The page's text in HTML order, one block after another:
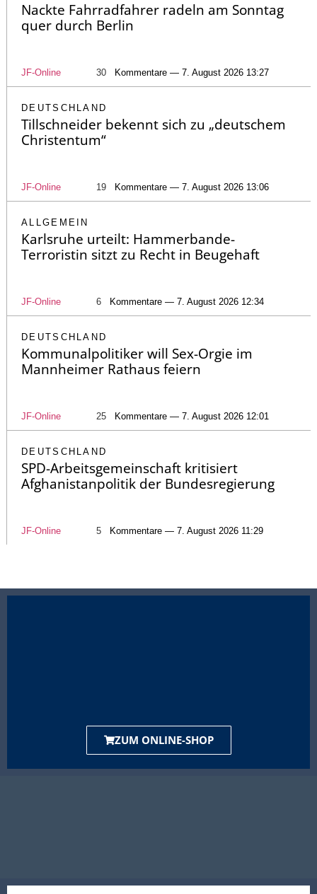
Nackte Fahrradfahrer radeln am Sonntag
quer durch Berlin
JF-Online 30 Kommentare — 7. August 2026 13:27
DEUTSCHLAND
Tillschneider bekennt sich zu „deutschem
Christentum“
JF-Online 19 Kommentare — 7. August 2026 13:06
ALLGEMEIN
Karlsruhe urteilt: Hammerbande-
Terroristin sitzt zu Recht in Beugehaft
JF-Online 6 Kommentare — 7. August 2026 12:34
DEUTSCHLAND
Kommunalpolitiker will Sex-Orgie im
Mannheimer Rathaus feiern
JF-Online 25 Kommentare — 7. August 2026 12:01
DEUTSCHLAND
SPD-Arbeitsgemeinschaft kritisiert
Afghanistanpolitik der Bundesregierung
JF-Online 5 Kommentare — 7. August 2026 11:29
ZUM ONLINE-SHOP